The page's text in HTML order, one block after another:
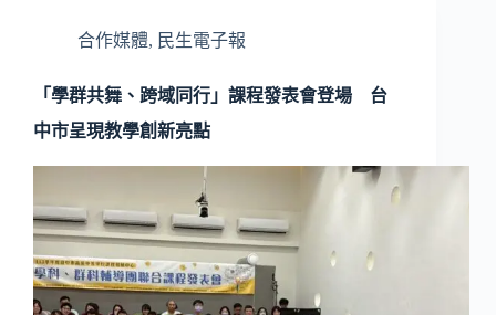
合作媒體, 民生電子報
「學群共舞、跨域同行」課程發表會登場 台
中市呈現教學創新亮點